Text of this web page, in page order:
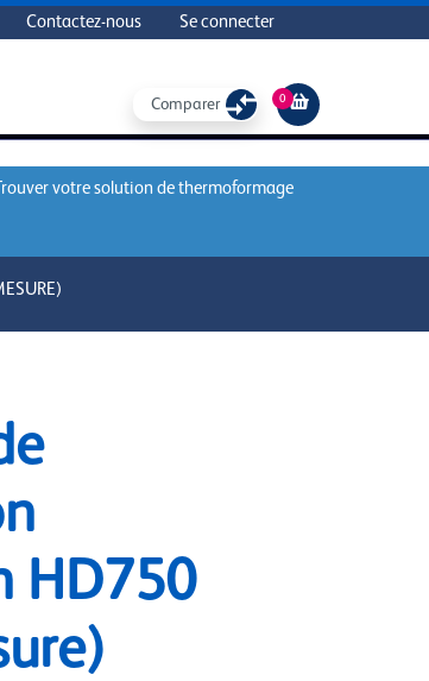
Contactez-nous Se connecter
Comparer 0
Trouver votre solution de thermoformage
HD750